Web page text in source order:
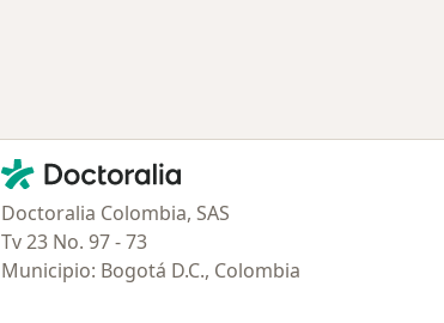
Contacto
Doctoralia - Página de inicio
Doctoralia Colombia, SAS
Tv 23 No. 97 - 73
Municipio: Bogotá D.C., Colombia